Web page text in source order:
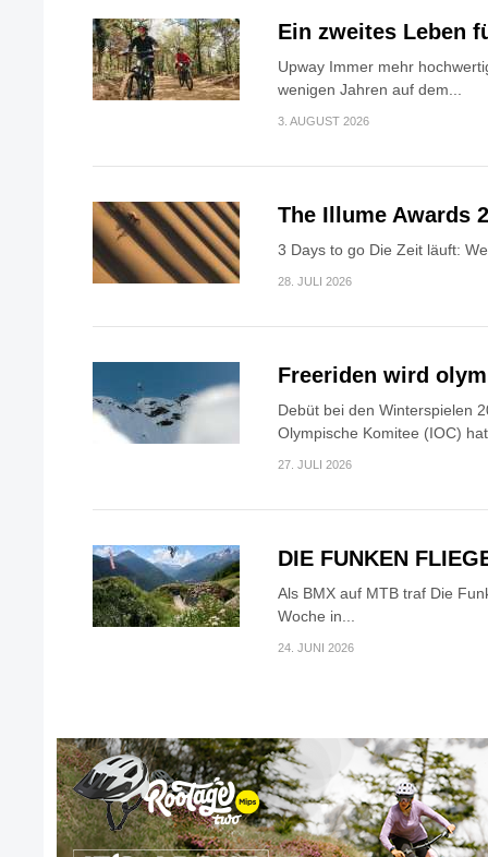
Ein zweites Leben
Upway Immer mehr
wenigen Jahren auf dem...
3. AUGUST 2026
The Illume Awards
3 Days to go Die Zeit läuft:
28. JULI 2026
Freeriden wird
Debüt bei den Winterspielen
Olympische Komitee (IOC)
27. JULI 2026
DIE FUNKEN
Als BMX auf MTB traf Die
Woche in...
24. JUNI 2026